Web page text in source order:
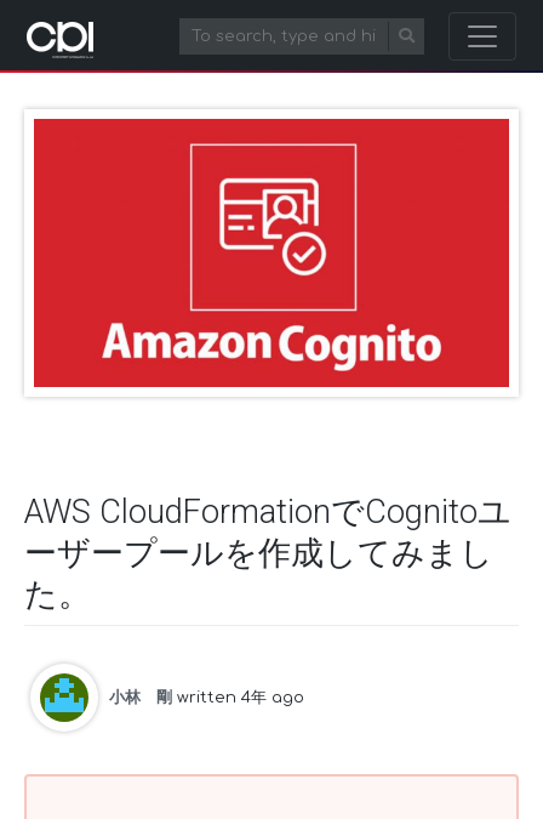
AWS CloudFormationでCognitoユ
ーザープールを作成してみまし
た。
小林 剛 written 4年 ago